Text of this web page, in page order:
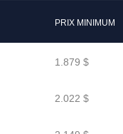
PRIX MINIMUM
1.879 $
2.022 $